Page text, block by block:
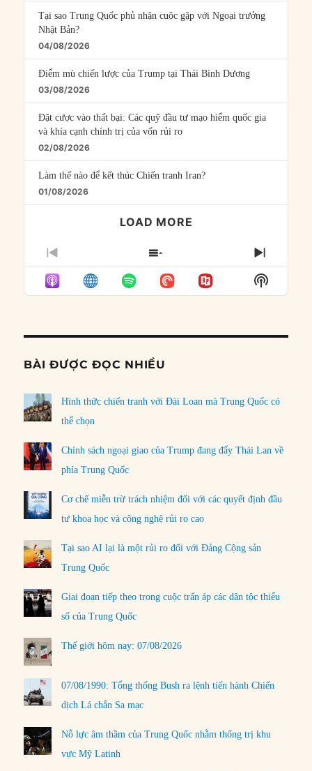
Tại sao Trung Quốc phủ nhận cuộc gặp với Ngoại trưởng
Nhật Bản?
04/08/2026
Điểm mù chiến lược của Trump tại Thái Bình Dương
03/08/2026
Đặt cược vào thất bại: Các quỹ đầu tư mạo hiểm quốc gia
và khía cạnh chính trị của vốn rủi ro
02/08/2026
Làm thế nào để kết thúc Chiến tranh Iran?
01/08/2026
LOAD MORE
PREVIOUS
EPISODE
SHOW
EPISODES
LIST
NEXT
Show
Podcast
BÀI ĐƯỢC ĐỌC NHIỀU
Hình thức chiến tranh với Đài Loan mà Trung Quốc có
thể chọn
Chính sách ngoại giao của Trump đang đẩy Thái Lan về
phía Trung Quốc
Cơ chế miễn trừ trách nhiệm đối với các quyết định đầu
tư khoa học và công nghệ rủi ro cao
Tại sao AI lại là một rủi ro đối với Đảng Cộng sản
Trung Quốc
Giai đoạn tiếp theo trong cuộc trấn áp các dân tộc thiểu
số của Trung Quốc
Thế giới hôm nay: 07/08/2026
07/08/1990: Tổng thống Bush ra lệnh tiến hành Chiến
dịch Lá chắn Sa mạc
Nỗ lực âm thầm của Trung Quốc nhằm thống trị khu
vực Mỹ Latinh